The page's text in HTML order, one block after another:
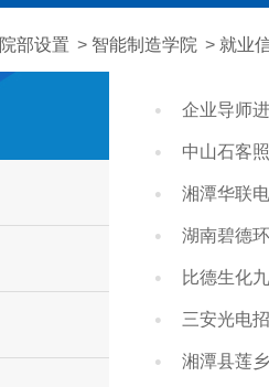
院部设置 > 智能制造学院 > 就业
企业导师
中山石客
湘潭华联
湖南碧德
比德生化
三安光电
湘潭县莲